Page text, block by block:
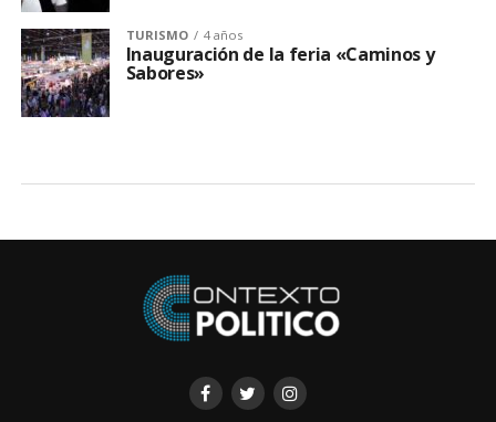
TURISMO 4 años
Inauguración de la feria «Caminos y
Sabores»